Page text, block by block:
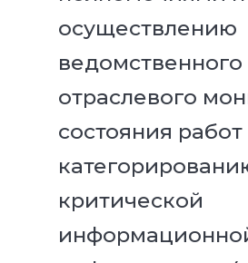
осуществлению
отраслевого
состояния работ
критической